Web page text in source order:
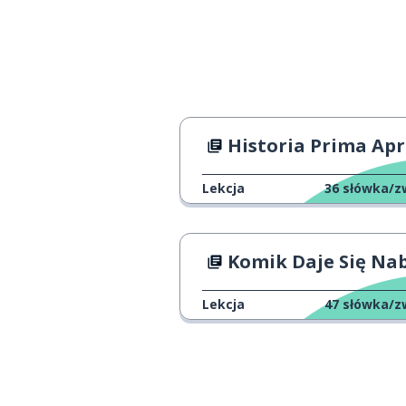
duch
szalony;
wydarzenie
szóstego
Historia Prima
Lekcja 36 słówka/
Komik Daje Się
Lekcja 47 słówka/